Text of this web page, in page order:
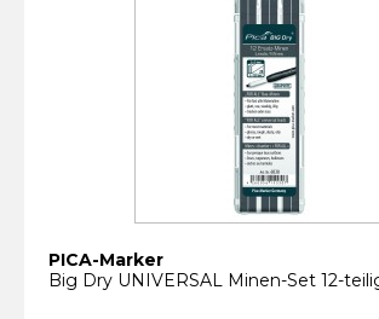
PICA-Marker
Big Dry UNIVERSAL Minen-Set 12-